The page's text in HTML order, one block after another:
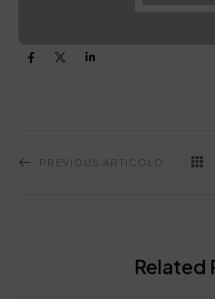
PREVIOUS ARTICOLO
Related